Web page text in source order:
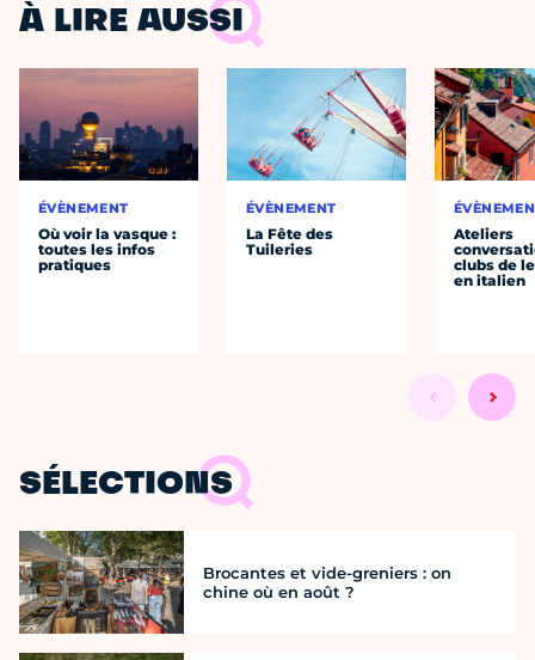
À LIRE AUSSI
ÉVÈNEMENT
Où voir la vasque :
toutes les infos
pratiques
ÉVÈNEMENT
La Fête des
Tuileries
Ateliers
clubs de
en italien
SÉLECTIONS
Brocantes et vide-greniers : on
chine où en août ?